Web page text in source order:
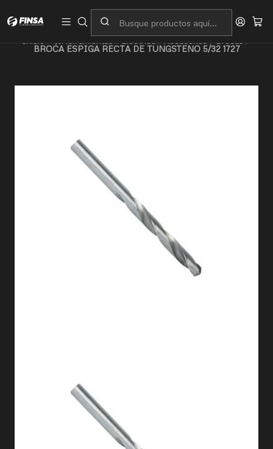
BROCA ESPIGA RECTA DE TUNGSTENO 5/32 1727